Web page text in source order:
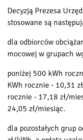
Decyzją Prezesa
stosowane są
dla odbiorców
mocowej w grupach
poniżej 500 kWh
KWh rocznie - 10,31
rocznie - 17,18 zł/
24,05 zł/miesiąc.
dla pozostałych grup